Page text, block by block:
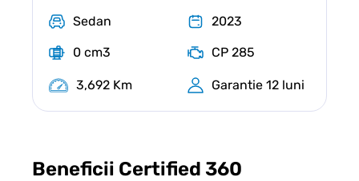
Sedan 2023
0 cm3 CP 285
3,692 Km Garantie 12 luni
Beneficii Certified 360